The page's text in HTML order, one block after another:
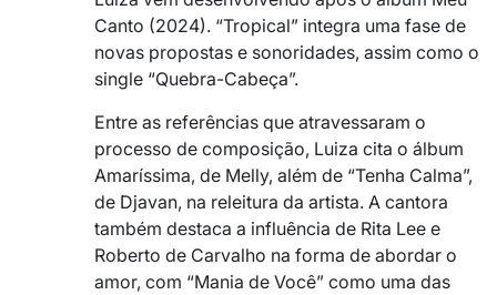
Canto (2024). “Tropical” integra uma fase de
novas propostas e sonoridades, assim como o
single “Quebra-Cabeça”.
Entre as referências que atravessaram o
processo de composição, Luiza cita o álbum
Amaríssima, de Melly, além de “Tenha Calma”,
de Djavan, na releitura da artista. A cantora
também destaca a influência de Rita Lee e
Roberto de Carvalho na forma de abordar o
amor, com “Mania de Você” como uma das